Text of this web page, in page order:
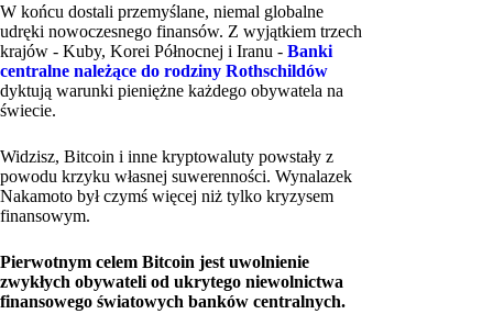
W końcu dostali przemyślane, niemal globalne
udręki nowoczesnego finansów. Z wyjątkiem trzech
krajów - Kuby, Korei Północnej i Iranu - Banki
centralne należące do rodziny Rothschildów
dyktują warunki pieniężne każdego obywatela na
świecie.
Widzisz, Bitcoin i inne kryptowaluty powstały z
powodu krzyku własnej suwerenności. Wynalazek
Nakamoto był czymś więcej niż tylko kryzysem
finansowym.
Pierwotnym celem Bitcoin jest uwolnienie
zwykłych obywateli od ukrytego niewolnictwa
finansowego światowych banków centralnych.